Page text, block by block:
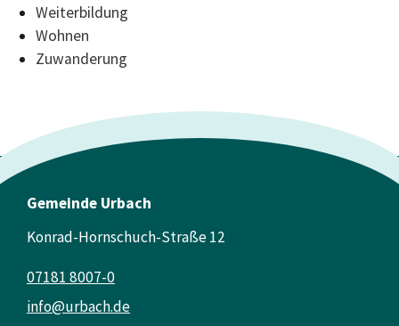
Weiterbildung
Wohnen
Zuwanderung
Gemeinde Urbach
Konrad-Hornschuch-Straße 12
info@urbach.de
07181 8007-0